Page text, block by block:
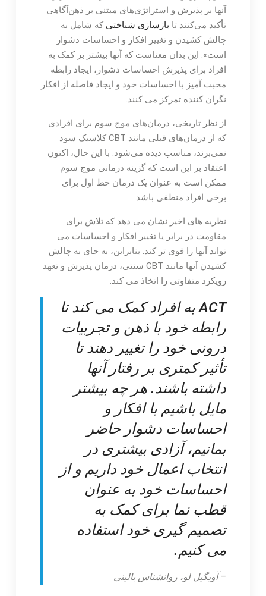
آنها بر پذیرش و استراتژی‌های مبتنی بر ذهن‌آگاهی
تأکید می‌کنند تا بازسازی شناختی که شامل به
چالش کشیدن و تغییر افکار و احساسات دشوار
است». این بدان معناست که آنها بیشتر بر کمک به
افراد برای پذیرش احساسات دشوار، ایجاد رابطه
محبت آمیز با احساسات خود و ایجاد فاصله از افکار
نگران کننده تمرکز می کنند.
از نظر تاریخی، درمان‌های موج سوم برای افرادی
که از درمان‌های قبلی مانند CBT کلاسیک سود
نمی‌برند، مناسب دیده می‌شود. با این حال، اکنون
اعتقاد بر این است که گزینه درمانی موج سوم
ممکن است به عنوان یک درمان خط اول برای
برخی افراد منطقی باشد.
نظریه های اخیر نشان می دهد که تلاش برای
مقاومت در برابر یا تغییر افکار و احساسات می
تواند آنها را قوی تر کند. بنابراین، به جای به چالش
کشیدن آنها مانند CBT سنتی، درمان پذیرش و تعهد
رویکرد متفاوتی را اتخاذ می کند.
ACT به افراد کمک می کند تا
رابطه خود با ذهن و تجربیات
درونی خود را تغییر دهند تا
تأثیر کمتری بر رفتار آنها
داشته باشند. هر چه بیشتر
مایل باشیم با افکار و
احساسات دشوار حاضر
بمانیم، آزادی بیشتری در
انتخاب اعمال خود داریم و از
احساسات خود به عنوان
قطب نما برای کمک به
تصمیم گیری خود استفاده
می کنیم.
– آویگیل لو، روانشناس بالینی